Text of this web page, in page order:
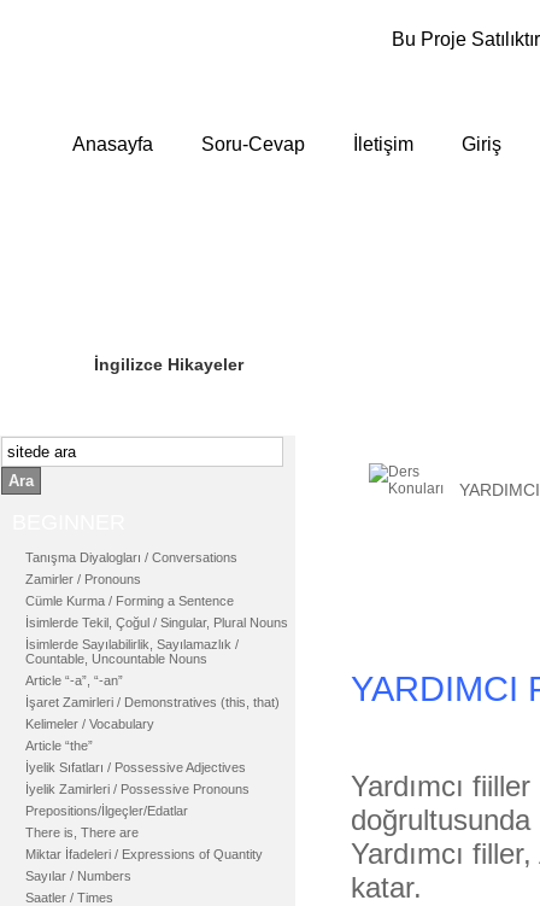
Bu Proje
Anasayfa Soru-Cevap İletişim Giriş
İngilizce Hikayeler
Ara
Tanışma Diyalogları / Conversations
Zamirler / Pronouns
Cümle Kurma / Forming a Sentence
İsimlerde Tekil, Çoğul / Singular, Plural Nouns
İsimlerde Sayılabilirlik, Sayılamazlık /
Countable, Uncountable Nouns
Article “-a”, “-an”
İşaret Zamirleri / Demonstratives (this, that)
Kelimeler / Vocabulary
Article “the”
İyelik Sıfatları / Possessive Adjectives
İyelik Zamirleri / Possessive Pronouns
Prepositions/İlgeçler/Edatlar
There is, There are
Miktar İfadeleri / Expressions of Quantity
Sayılar / Numbers
Saatler / Times
YARDIMCI
Yardımcı
doğrultusunda
Yardımcı
katar.